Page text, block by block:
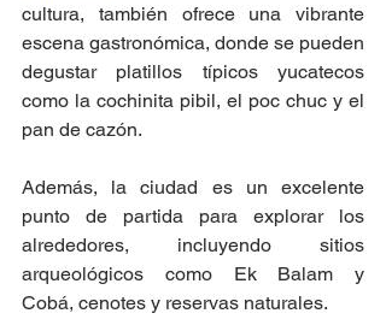
cultura, también ofrece una vibrante
escena gastronómica, donde se pueden
degustar platillos típicos yucatecos
como la cochinita pibil, el poc chuc y el
pan de cazón.
Además, la ciudad es un excelente
punto de partida para explorar los
alrededores, incluyendo sitios
arqueológicos como Ek Balam y
Cobá, cenotes y reservas naturales.